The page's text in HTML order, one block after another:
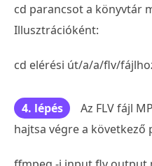
cd parancsot a könyvtár
Illusztrációként:
cd elérési út/a/a/flv/
4. lépés
Az FLV fájl
hajtsa végre a következő